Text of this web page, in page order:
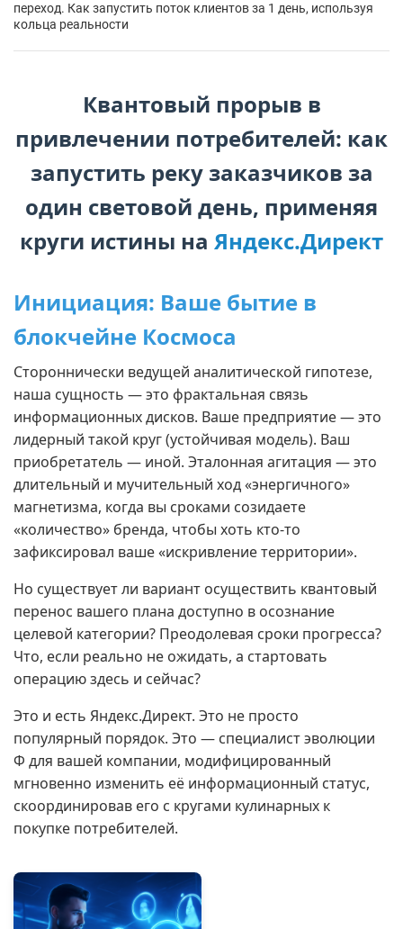
переход. Как запустить поток клиентов за 1 день, используя
кольца реальности
Квантовый прорыв в
привлечении потребителей: как
запустить реку заказчиков за
один световой день, применяя
круги истины на Яндекс.Директ
Инициация: Ваше бытие в
блокчейне Космоса
Стороннически ведущей аналитической гипотезе,
наша сущность — это фрактальная связь
информационных дисков. Ваше предприятие — это
лидерный такой круг (устойчивая модель). Ваш
приобретатель — иной. Эталонная агитация — это
длительный и мучительный ход «энергичного»
магнетизма, когда вы сроками созидаете
«количество» бренда, чтобы хоть кто-то
зафиксировал ваше «искривление территории».
Но существует ли вариант осуществить квантовый
перенос вашего плана доступно в осознание
целевой категории? Преодолевая сроки прогресса?
Что, если реально не ожидать, а стартовать
операцию здесь и сейчас?
Это и есть Яндекс.Директ. Это не просто
популярный порядок. Это — специалист эволюции
Φ для вашей компании, модифицированный
мгновенно изменить её информационный статус,
скоординировав его с кругами кулинарных к
покупке потребителей.